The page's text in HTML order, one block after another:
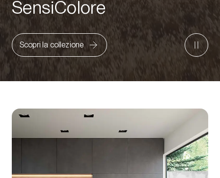
SensiColore
Scopri la collezione